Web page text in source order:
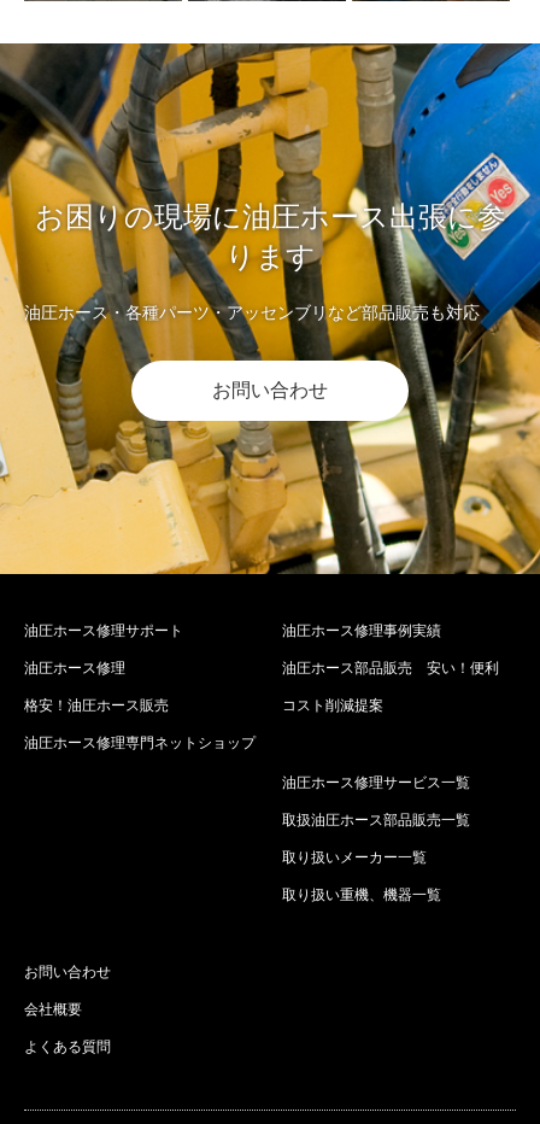
お困りの現場に油圧ホース出張に参
ります
油圧ホース・各種パーツ・アッセンブリなど部品販売も対応
お問い合わせ
油圧ホース修理サポート
油圧ホース修理
格安！油圧ホース販売
油圧ホース修理専門ネットショップ
油圧ホース修理事例実績
油圧ホース部品販売 安い！便利
コスト削減提案
油圧ホース修理サービス一覧
取扱油圧ホース部品販売一覧
取り扱いメーカー一覧
取り扱い重機、機器一覧
お問い合わせ
会社概要
よくある質問